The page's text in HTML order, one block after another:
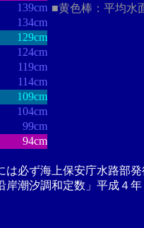
139cm
134cm
129cm
124cm
119cm
114cm
109cm
104cm
99cm
94cm
■黄色棒：平均水
必ず海上保安庁水路部発
潮汐調和定数」平成４年